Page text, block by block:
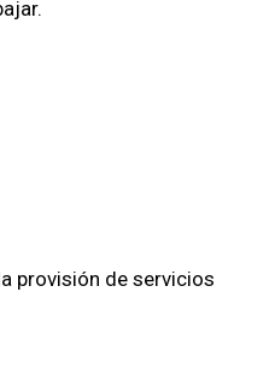
provisión de servicios